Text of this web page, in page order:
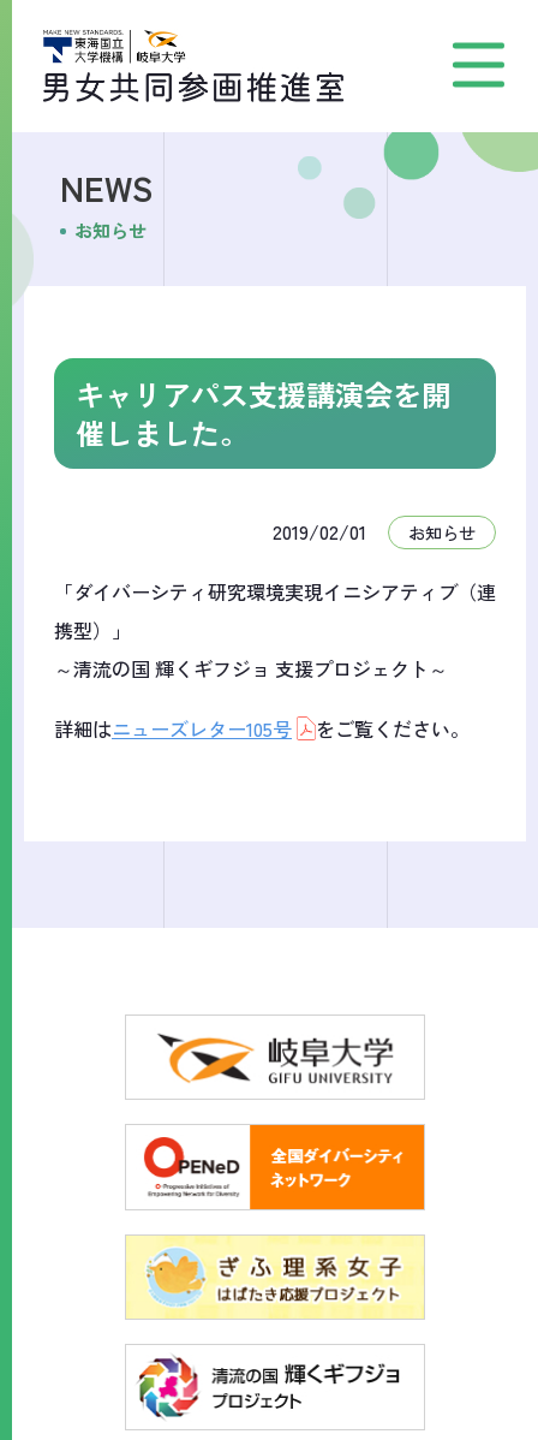
NEWS
お知らせ
キャリアパス支援講演会を開
催しました。
2019/02/01 お知らせ
「ダイバーシティ研究環境実現イニシアティブ（連
携型）」
～清流の国 輝くギフジョ 支援プロジェクト～
詳細はニューズレター105号 をご覧ください。